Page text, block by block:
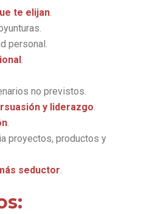
te elijan
personal.
no previstos.
y liderazgo
proyectos, productos y
seductor